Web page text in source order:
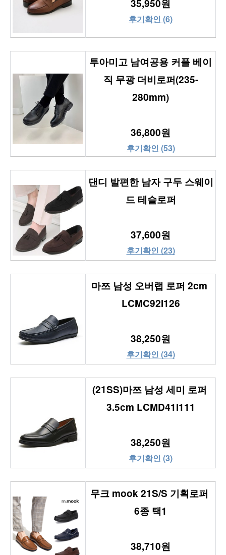
35,950원
후기확인 (6)
투아미고 남여공용 커플 베이
직 무광 더비로퍼(235-
280mm)
36,800원
후기확인 (53)
댄디 발편한 남자 구두 스웨이
드 테슬로퍼
37,600원
후기확인 (23)
마쯔 남성 오버랩 로퍼 2cm
LCMC92I126
38,250원
후기확인 (34)
(21SS)마쯔 남성 세미 로퍼
3.5cm LCMD41I111
38,250원
후기확인 (3)
무크 mook 21S/S 기획로퍼
6종 택1
38,710원